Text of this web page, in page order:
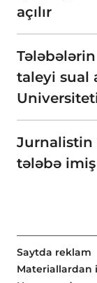
açılır
taleyi sual
Jurnalistin
tələbə imiş
Saytda reklam
Materiallardan